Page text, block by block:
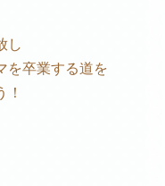
し
を卒業する道を